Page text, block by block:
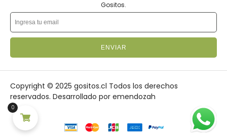
Gositos.
ENVIAR
Copyright © 2025 gositos.cl Todos los derechos
reservados. Desarrollado por emendozah
0